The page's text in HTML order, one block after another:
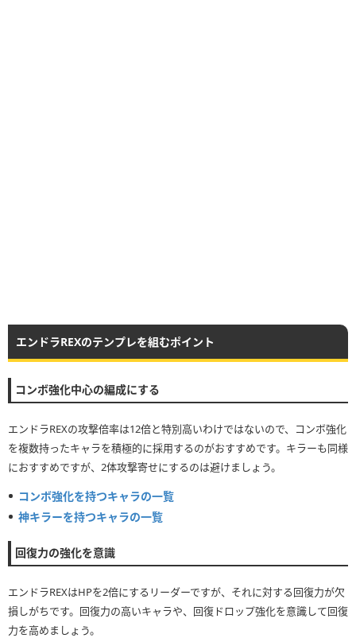
エンドラREXのテンプレを組むポイント
コンボ強化中心の編成にする
エンドラREXの攻撃倍率は12倍と特別高いわけではないので、コンボ強化
を複数持ったキャラを積極的に採用するのがおすすめです。キラーも同様
におすすめですが、2体攻撃寄せにするのは避けましょう。
コンボ強化を持つキャラの一覧
神キラーを持つキャラの一覧
回復力の強化を意識
エンドラREXはHPを2倍にするリーダーですが、それに対する回復力が欠
損しがちです。回復力の高いキャラや、回復ドロップ強化を意識して回復
力を高めましょう。